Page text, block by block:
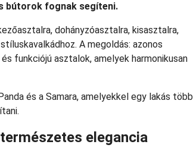
bútorok fognak segíteni.
dohányzóasztalra, kisasztalra,
A megoldás: azonos
funkciójú asztalok, amelyek harmonikusan
és a Samara, amelyekkel egy lakás több
elegancia